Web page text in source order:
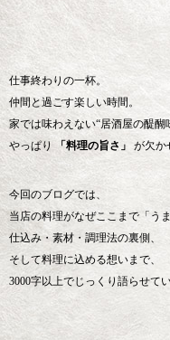
仕事終わりの一杯。
仲間と過ごす楽しい時間。
家では味わえない“居酒屋の醍醐
やっぱり
「料理の旨さ」 が欠か
今回のブログでは、
当店の料理がなぜここまで「う
仕込み・素材・調理法の裏側、
そして料理に込める想いまで、
3000字以上でじっくり語らせて